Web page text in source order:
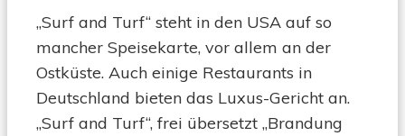
„Surf and Turf“ steht in den USA auf so
mancher Speisekarte, vor allem an der
Ostküste. Auch einige Restaurants in
Deutschland bieten das Luxus-Gericht an.
„Surf and Turf“, frei übersetzt „Brandung